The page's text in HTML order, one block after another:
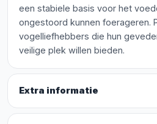
een stabiele basis voor het
ongestoord kunnen foerageren.
vogelliefhebbers die hun
veilige plek willen bieden.
Extra informatie